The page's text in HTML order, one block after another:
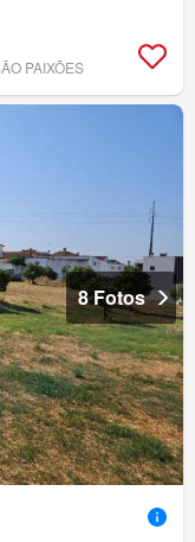
PAIXÕES
8 Fotos